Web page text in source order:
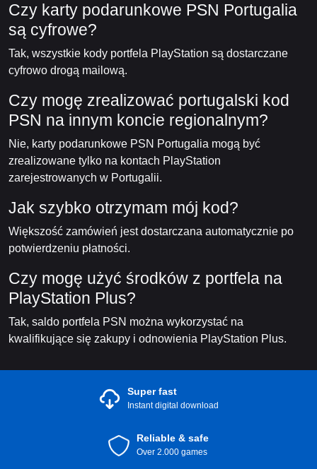
Czy karty podarunkowe PSN Portugalia
są cyfrowe?
Tak, wszystkie kody portfela PlayStation są dostarczane
cyfrowo drogą mailową.
Czy mogę zrealizować portugalski kod
PSN na innym koncie regionalnym?
Nie, karty podarunkowe PSN Portugalia mogą być
zrealizowane tylko na kontach PlayStation
zarejestrowanych w Portugalii.
Jak szybko otrzymam mój kod?
Większość zamówień jest dostarczana automatycznie po
potwierdzeniu płatności.
Czy mogę użyć środków z portfela na
PlayStation Plus?
Tak, saldo portfela PSN można wykorzystać na
kwalifikujące się zakupy i odnowienia PlayStation Plus.
Super fast
Instant digital download
Reliable & safe
Over 2.000 games